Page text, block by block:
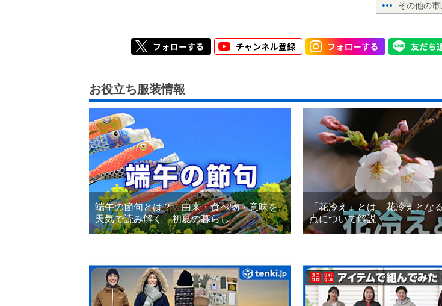
その他の
お役立ち服装情報
端午の節句とは？ 由来・食べ物・意味を
天気で読み解く 初夏の暮らし
「花冷え」とは 花冷えとな
点について解説